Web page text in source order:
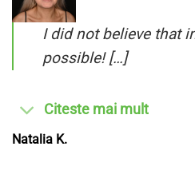
I did not believe that
possible! […]
Citeste mai mult
Natalia K.